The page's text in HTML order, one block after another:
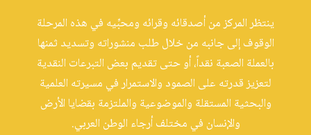
ينتظر المركز من أصدقائه وقرائه ومحبِّيه في هذه المرحلة
الوقوف إلى جانبه من خلال طلب منشوراته وتسديد ثمنها
بالعملة الصعبة نقداً، أو حتى تقديم بعض التبرعات النقدية
لتعزيز قدرته على الصمود والاستمرار في مسيرته العلمية
والبحثية المستقلة والموضوعية والملتزمة بقضايا الأرض
والإنسان في مختلف أرجاء الوطن العربي.